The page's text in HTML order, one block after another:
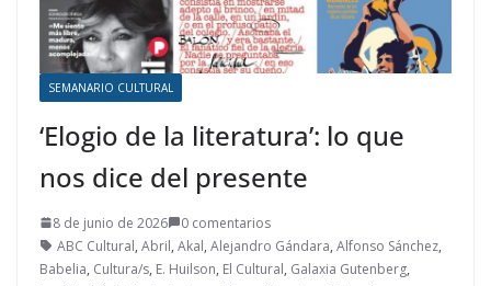
SEMANARIO CULTURAL
‘Elogio de la literatura’: lo que
nos dice del presente
8 de junio de 2026
0 comentarios
ABC Cultural, Abril, Akal, Alejandro Gándara, Alfonso Sánchez,
Babelia, Cultura/s, E. Huilson, El Cultural, Galaxia Gutenberg,